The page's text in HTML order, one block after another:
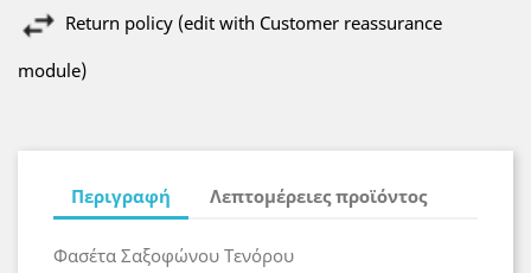
Return policy (edit with Customer reassurance
module)
Περιγραφή Λεπτομέρειες προϊόντος
Φασέτα Σαξοφώνου Τενόρου